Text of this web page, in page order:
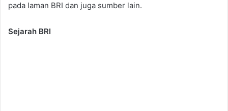
pada laman BRI dan juga sumber lain.
Sejarah BRI